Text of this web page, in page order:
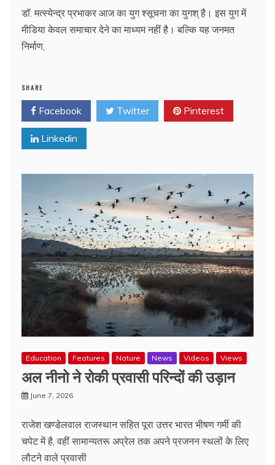
डॉ. मत्स्येन्द्र प्रभाकर आज का युग श्सूचना का युगश् है। इस युग में
मीडिया केवल समाचार देने का माध्यम नहीं है। बल्कि यह जनमत
निर्माण,
SHARE
Facebook Twitter Pinterest
Linkedin
Education Features Nature News Videos Views
अल नीनो ने रोकी प्रवासी परिन्दों की उड़ान
June 7, 2026
राजेश खण्डेलवाल राजस्थान सहित पूरा उत्तर भारत भीषण गर्मी की
चपेट में है, वहीं सामान्यतरू अप्रेल तक अपने प्रजनन स्थलों के लिए
लौटने वाले प्रवासी